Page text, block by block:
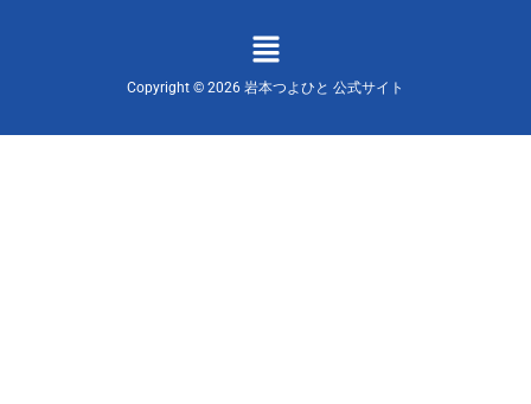
メ
ニ
ュ
Copyright © 2026 岩本つよひと 公式サイト